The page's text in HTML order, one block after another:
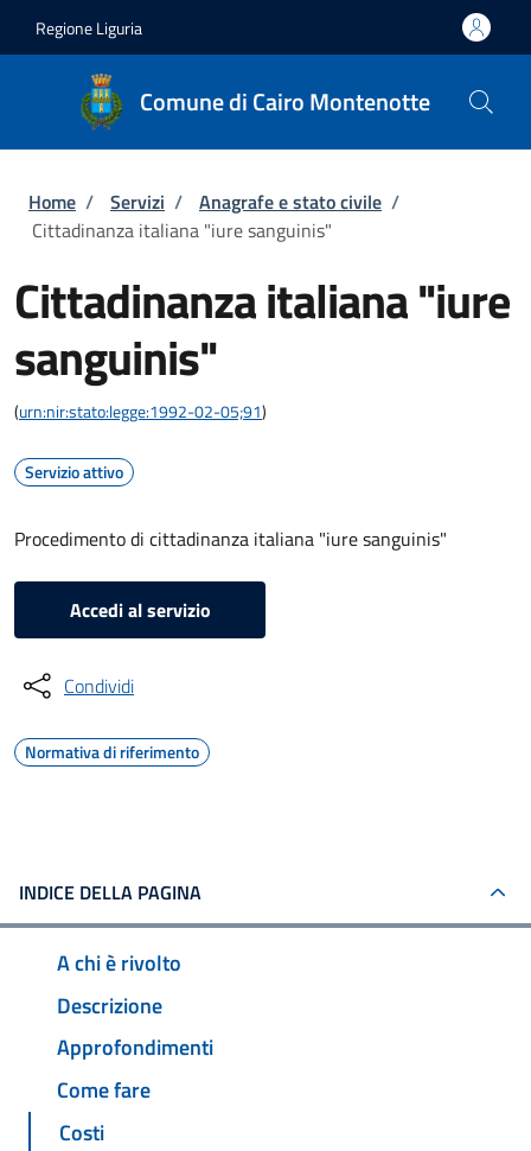
Regione Liguria
Comune di Cairo Montenotte
Briciole di pane
Home / Servizi / Anagrafe e stato civile /
Cittadinanza italiana "iure sanguinis"
Cittadinanza italiana "iure
sanguinis"
(urn:nir:stato:legge:1992-02-05;91)
Servizio attivo
Procedimento di cittadinanza italiana "iure sanguinis"
Accedi al servizio
Condividi
Normativa di riferimento
INDICE DELLA PAGINA
A chi è rivolto
Descrizione
Approfondimenti
Come fare
Costi